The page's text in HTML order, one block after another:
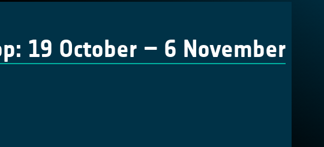
19 October – 6 November